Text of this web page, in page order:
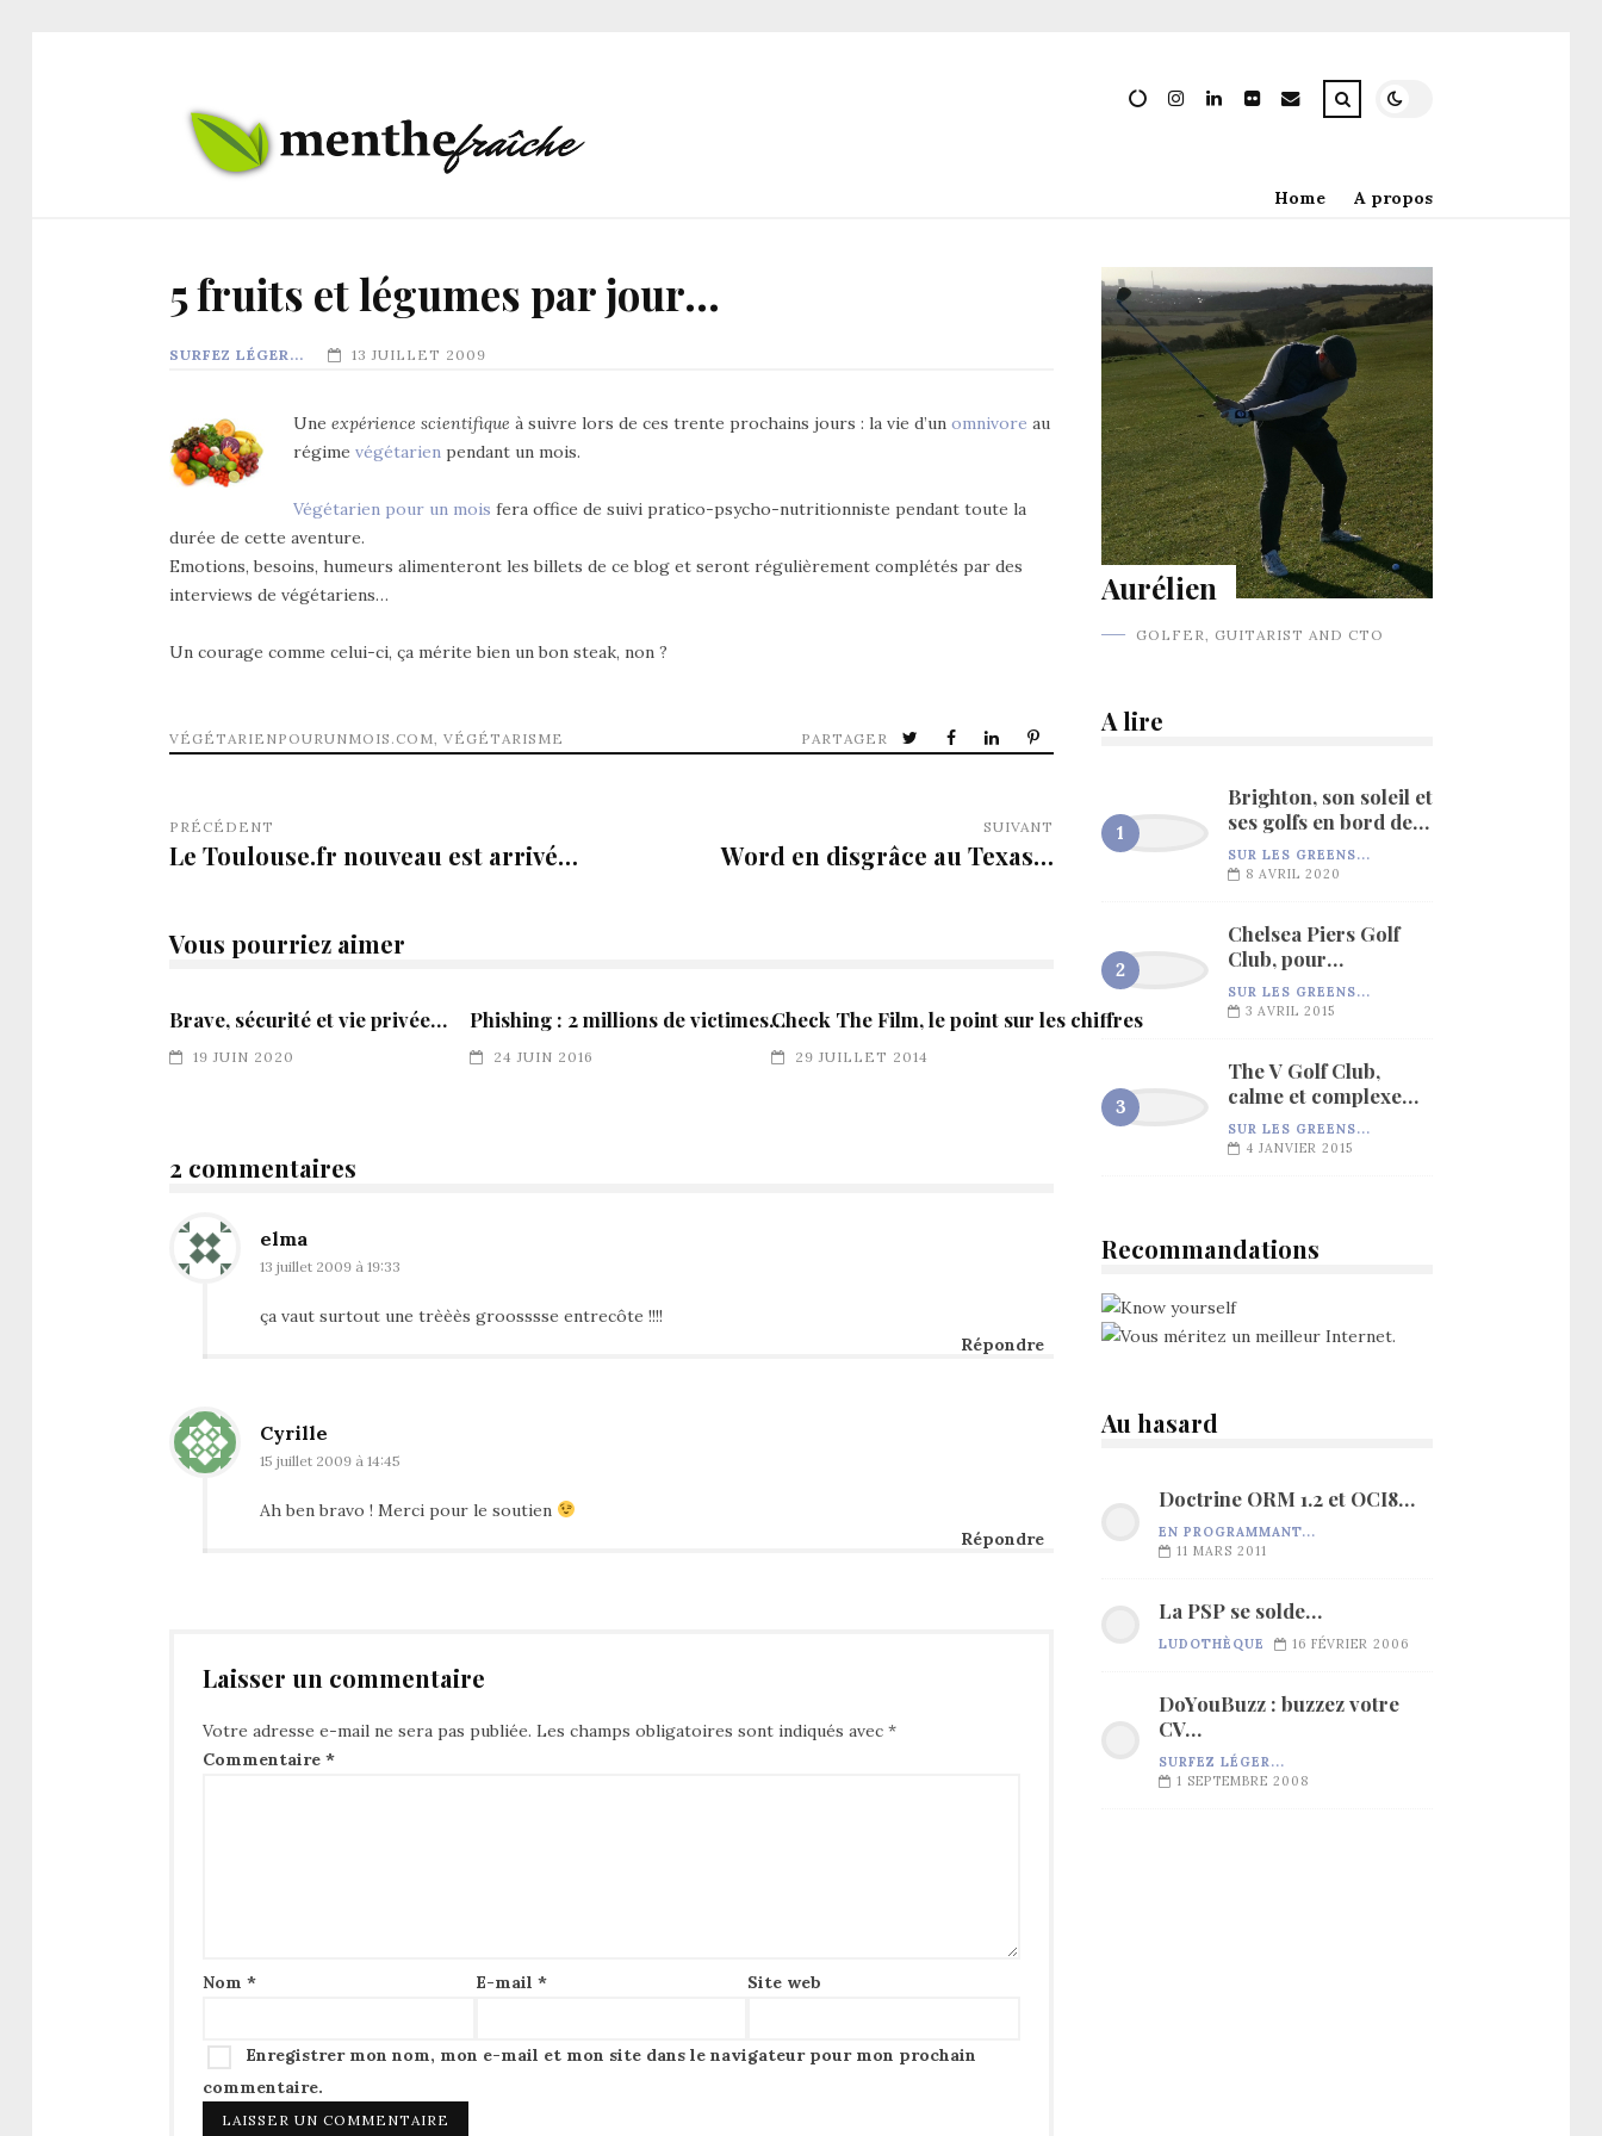
Home A propos
5 fruits et légumes par jour…
SURFEZ LÉGER... 13 JUILLET 2009
Une expérience scientifique à suivre lors de ces trente prochains jours : la vie d’un omnivore au
régime végétarien pendant un mois.
Végétarien pour un mois fera office de suivi pratico-psycho-nutritionniste pendant toute la
durée de cette aventure.
Emotions, besoins, humeurs alimenteront les billets de ce blog et seront régulièrement complétés par des
interviews de végétariens…
Un courage comme celui-ci, ça mérite bien un bon steak, non ?
VÉGÉTARIENPOURUNMOIS.COM VÉGÉTARISME PARTAGER
PRÉCÉDENT
Le Toulouse.fr nouveau est arrivé…
SUIVANT
Word en disgrâce au Texas…
Vous pourriez aimer
Brave, sécurité et vie privée…
19 JUIN 2020
Phishing : 2 millions de victimes…
24 JUIN 2016
Check The Film, le point sur les chiffres
29 JUILLET 2014
2 commentaires
elma
13 juillet 2009 à 19:33
ça vaut surtout une trèèès groosssse entrecôte !!!!
Répondre
Cyrille
15 juillet 2009 à 14:45
Ah ben bravo ! Merci pour le soutien
Répondre
Laisser un commentaire
Votre adresse e-mail ne sera pas publiée. Les champs obligatoires sont indiqués avec *
Commentaire *
Nom * E-mail * Site web
Enregistrer mon nom, mon e-mail et mon site dans le navigateur pour mon prochain
commentaire.
Aurélien
GOLFER, GUITARIST AND CTO
A lire
Brighton, son soleil et
ses golfs en bord de
mer…
SUR LES GREENS...
8 AVRIL 2020
Chelsea Piers Golf
Club, pour
l’entraînement…
SUR LES GREENS...
3 AVRIL 2015
The V Golf Club,
calme et complexe…
SUR LES GREENS...
4 JANVIER 2015
Recommandations
Au hasard
Doctrine ORM 1.2 et OCI8…
EN PROGRAMMANT...
11 MARS 2011
La PSP se solde…
LUDOTHÈQUE 16 FÉVRIER 2006
DoYouBuzz : buzzez votre
CV…
SURFEZ LÉGER...
1 SEPTEMBRE 2008